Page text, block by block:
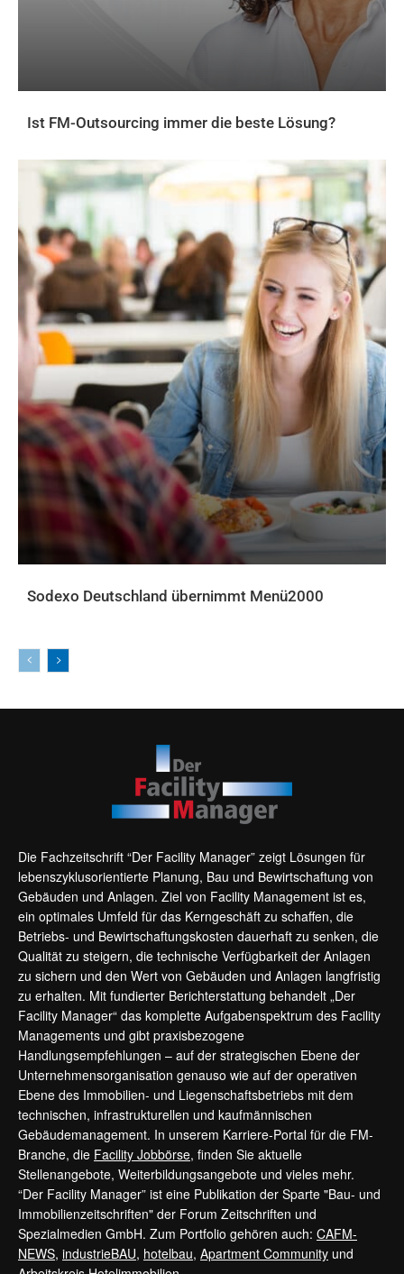
Ist FM-Outsourcing immer die beste Lösung?
Sodexo Deutschland übernimmt Menü2000
Die Fachzeitschrift “Der Facility Manager” zeigt Lösungen für
lebenszyklusorientierte Planung, Bau und Bewirtschaftung von
Gebäuden und Anlagen. Ziel von Facility Management ist es,
ein optimales Umfeld für das Kerngeschäft zu schaffen, die
Betriebs- und Bewirtschaftungskosten dauerhaft zu senken, die
Qualität zu steigern, die technische Verfügbarkeit der Anlagen
zu sichern und den Wert von Gebäuden und Anlagen langfristig
zu erhalten. Mit fundierter Berichterstattung behandelt „Der
Facility Manager“ das komplette Aufgabenspektrum des Facility
Managements und gibt praxisbezogene
Handlungsempfehlungen – auf der strategischen Ebene der
Unternehmensorganisation genauso wie auf der operativen
Ebene des Immobilien- und Liegenschaftsbetriebs mit dem
technischen, infrastrukturellen und kaufmännischen
Gebäudemanagement. In unserem Karriere-Portal für die FM-
Branche, die Facility Jobbörse, finden Sie aktuelle
Stellenangebote, Weiterbildungsangebote und vieles mehr.
“Der Facility Manager” ist eine Publikation der Sparte "Bau- und
Immobilienzeitschriften" der Forum Zeitschriften und
Spezialmedien GmbH. Zum Portfolio gehören auch: CAFM-
NEWS, industrieBAU, hotelbau, Apartment Community und